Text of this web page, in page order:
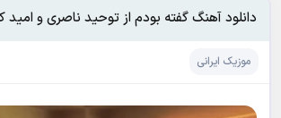
دانلود آهنگ گفته بودم از توحید ناصری و امید
موزیک ایرانی